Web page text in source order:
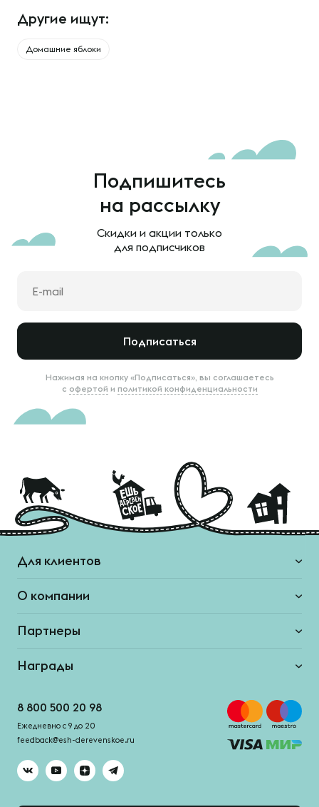
Другие ищут:
Домашние яблоки
Подпишитесь
на рассылку
Скидки и акции только
для подписчиков
Подписаться
Нажимая на кнопку «Подписаться», вы соглашаетесь
с офертой и политикой конфиденциальности
Для клиентов
О компании
Партнеры
Награды
8 800 500 20 98
Ежедневно с 9 до 20
feedback@esh-derevenskoe.ru